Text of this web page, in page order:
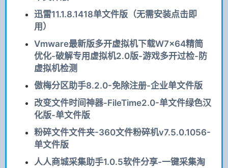
迅雷11.1.8.1418单文件版（无需安装点击即
用）
Vmware最新版多开虚拟机下载W7x64精简
优化-破解专用虚拟机2.0版-游戏多开过检-防
虚拟机检测
傲梅分区助手8.2.0-免除注册-企业单文件版
改变文件时间神器-FileTime2.0-单文件绿色汉
化版-单文件版
粉碎文件文件夹-360文件粉碎机v7.5.0.1056-
单文件版
人人商城采集助手1.0.5软件分享-一键采集淘